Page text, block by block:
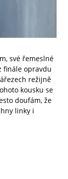
své řemeslné
finále opravdu
režijně
kousku se
doufám, že
linky i